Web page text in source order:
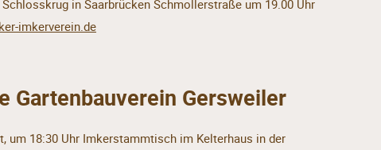
in Saarbrücken Schmollerstraße um 19.00 Uhr
imkerverein.de
Gartenbauverein Gersweiler
um 18:30 Uhr Imkerstammtisch im Kelterhaus in der